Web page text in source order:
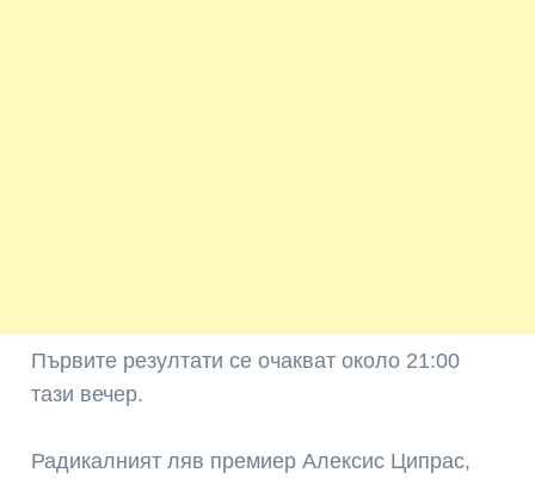
Първите резултати се очакват около 21:00
тази вечер.
Радикалният ляв премиер Алексис Ципрас,